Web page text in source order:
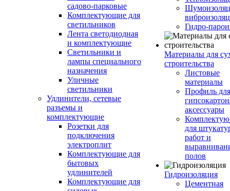
садово-парковые
Комплектующие для
светильников
Лента светодиодная
и комплектующие
Светильники и
лампы специального
назначения
Уличные
светильники
Удлинители, сетевые
разъемы и
комплектующие
Розетки для
подключения
электроплит
Комплектующие для
бытовых
удлинителей
Комплектующие для
Гидро-
Материалы для
строительства
Листовые
материалы
Профиль для
аксессуары
для
работ и
полов
Гидроизоляция
Цементная